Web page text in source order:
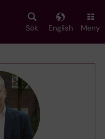
Sök English Meny